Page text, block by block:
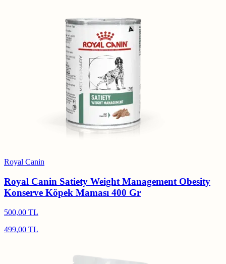
Royal Canin
Royal Canin Satiety Weight Management Obesity
Konserve Köpek Maması 400 Gr
500,00 TL
499,00 TL